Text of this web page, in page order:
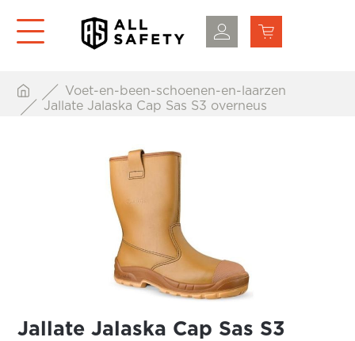
Voet-en-been-schoenen-en-laarzen
Jallate Jalaska Cap Sas S3 overneus
Jallate Jalaska Cap Sas S3